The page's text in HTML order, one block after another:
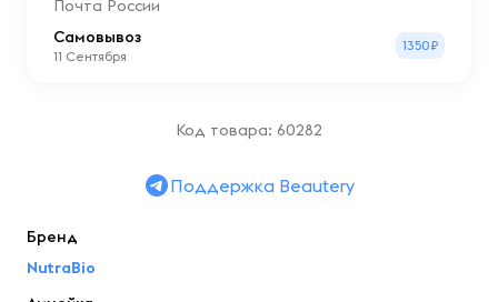
Почта России
Самовывоз
11 Сентября
1350₽
Код товара: 60282
Поддержка Beautery
Бренд
NutraBio